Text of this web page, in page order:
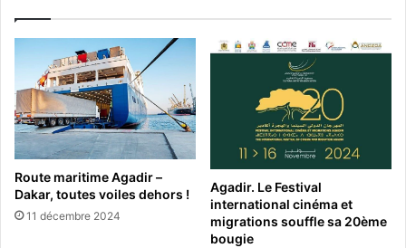
Route maritime Agadir –
Dakar, toutes voiles dehors !
11 décembre 2024
Agadir. Le Festival
international cinéma et
migrations souffle sa 20ème
bougie